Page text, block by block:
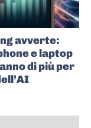
avverte:
e laptop
di più per